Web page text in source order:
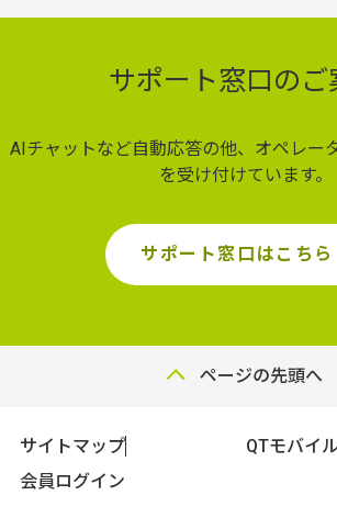
サポート窓口のご
AIチャットなど自動応答の他、オペレー
を受け付けています。
サポート窓口はこちら
ページの先頭へ
サイトマップ
QTモバイ
会員ログイン